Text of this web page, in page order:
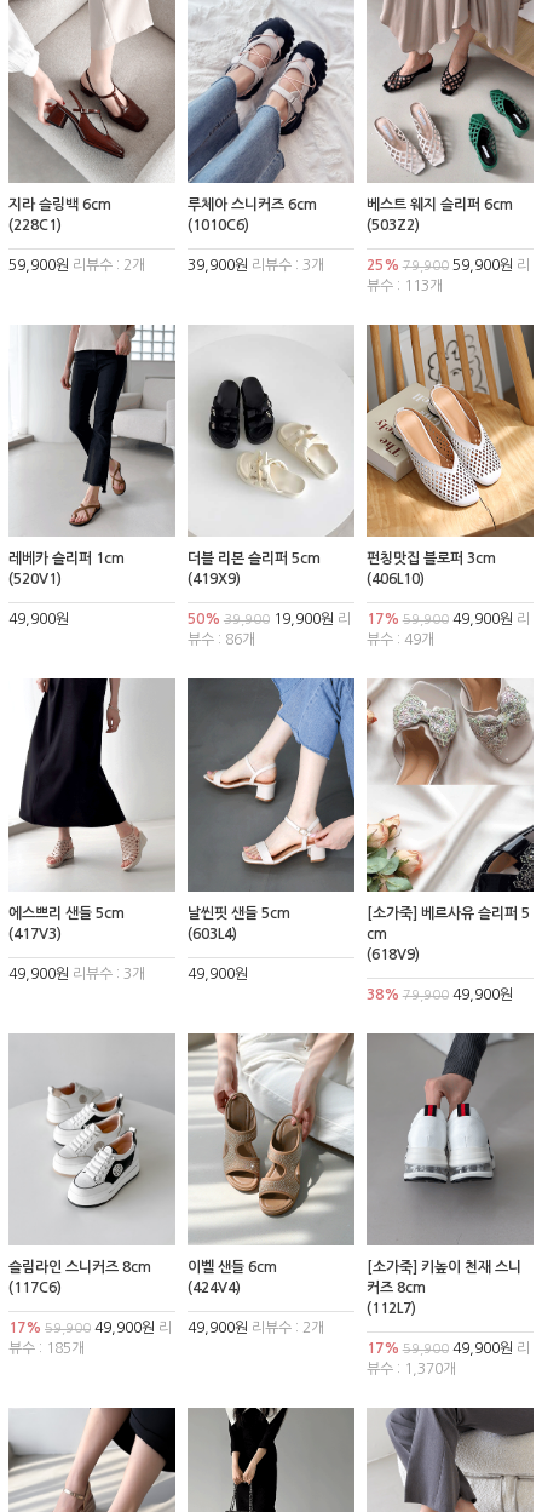
지라 슬링백 6cm
(228C1)
59,900원 리뷰수 : 2개
루체아 스니커즈 6cm
(1010C6)
39,900원 리뷰수 : 3개
베스트 웨지 슬리퍼 6cm
(503Z2)
25% 79,90059,900원 리
뷰수 : 113개
레베카 슬리퍼 1cm
(520V1)
49,900원
더블 리본 슬리퍼 5cm
(419X9)
50% 39,90019,900원 리
뷰수 : 86개
펀칭맛집 블로퍼 3cm
(406L10)
17% 59,90049,900원 리
뷰수 : 49개
에스쁘리 샌들 5cm
(417V3)
49,900원 리뷰수 : 3개
날씬핏 샌들 5cm
(603L4)
49,900원
[소가죽] 베르사유 슬리퍼 5
cm
(618V9)
38% 79,90049,900원
슬림라인 스니커즈 8cm
(117C6)
17% 59,900 49,900원 리
뷰수 : 185개
이벨 샌들 6cm
(424V4)
49,900원 리뷰수 : 2개
[소가죽] 키높이 천재 스니
커즈 8cm
(112L7)
17% 59,90049,900원 리
뷰수 : 1,370개